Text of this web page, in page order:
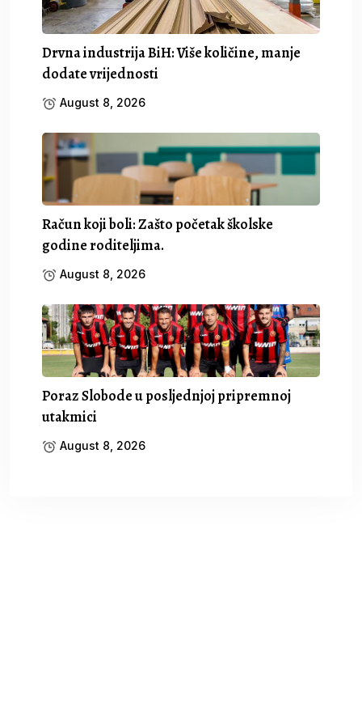
Drvna industrija BiH: Više količine, manje
dodate vrijednosti
August 8, 2026
Račun koji boli: Zašto početak školske
godine roditeljima.
August 8, 2026
Poraz Slobode u posljednjoj pripremnoj
utakmici
August 8, 2026